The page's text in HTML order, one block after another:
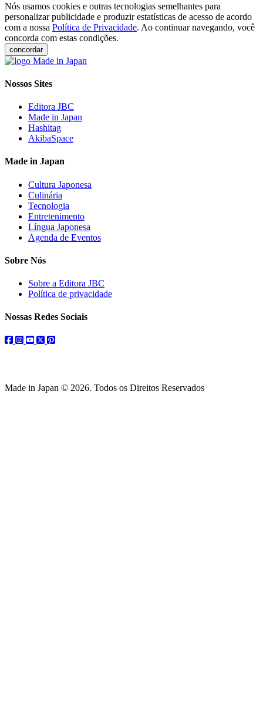
Nós usamos cookies e outras tecnologias semelhantes para
personalizar publicidade e produzir estatísticas de acesso de acordo
com a nossa Política de Privacidade. Ao continuar navegando, você
concorda com estas condições.
concordar
Nossos Sites
Editora JBC
Made in Japan
Hashitag
AkibaSpace
Made in Japan
Cultura Japonesa
Culinária
Tecnologia
Entretenimento
Língua Japonesa
Agenda de Eventos
Sobre Nós
Sobre a Editora JBC
Política de privacidade
Nossas Redes Sociais
facebook
instagram
youtube
twitterpinterest
Made in Japan © 2026. Todos os Direitos Reservados